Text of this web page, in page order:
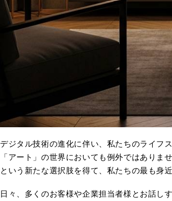
デジタル技術の進化に伴い、私たちのライフ
「アート」の世界においても例外ではあり
という新たな選択肢を得て、私たちの最も身
日々、多くのお客様や企業担当者様とお話し